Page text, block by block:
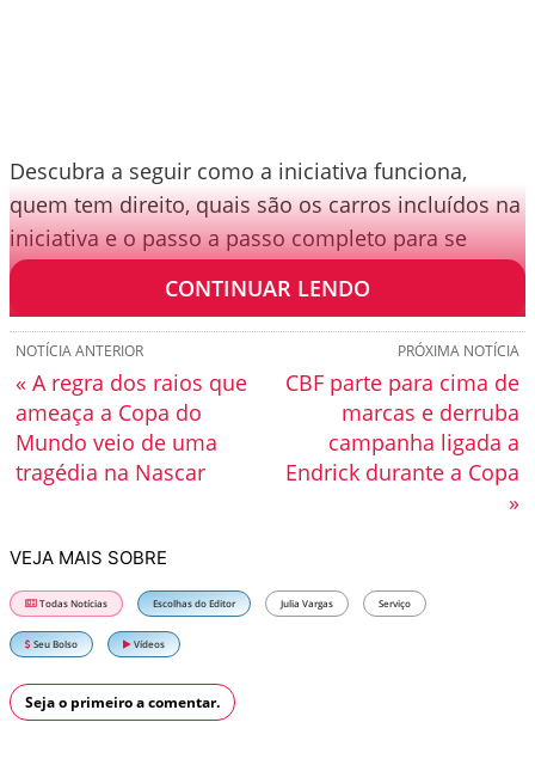
Descubra a seguir como a iniciativa funciona,
quem tem direito, quais são os carros incluídos na
iniciativa e o passo a passo completo para se
cadastrar.
CONTINUAR LENDO
PRÓXIMA NOTÍCIA
CBF parte para cima de
marcas e derruba
campanha ligada a
Endrick durante a Copa
»
NOTÍCIA ANTERIOR
« A regra dos raios que
ameaça a Copa do
Mundo veio de uma
tragédia na Nascar
VEJA MAIS SOBRE
Todas Notícias Escolhas do Editor Julia Vargas Serviço
Seu Bolso Vídeos
Seja o primeiro a comentar.